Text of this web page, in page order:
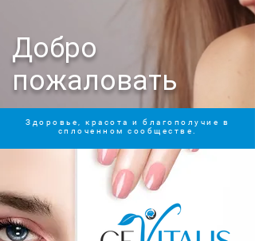
Добро
пожаловать
Здоровье, красота и благополучие в
сплоченном сообществе.